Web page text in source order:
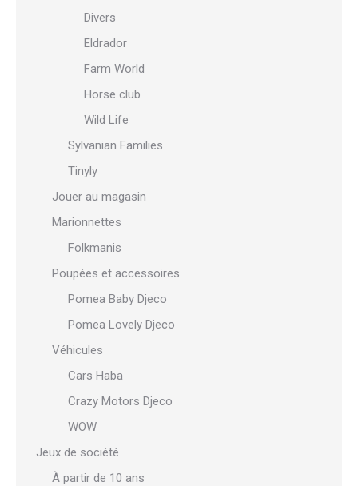
Divers
Eldrador
Farm World
Horse club
Wild Life
Sylvanian Families
Tinyly
Jouer au magasin
Marionnettes
Folkmanis
Poupées et accessoires
Pomea Baby Djeco
Pomea Lovely Djeco
Véhicules
Cars Haba
Crazy Motors Djeco
WOW
Jeux de société
À partir de 10 ans